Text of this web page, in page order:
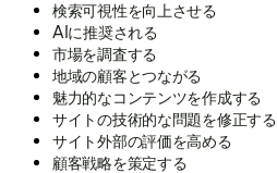
検索可視性を向上させる
AIに推奨される
市場を調査する
地域の顧客とつながる
魅力的なコンテンツを作成する
サイトの技術的な問題を修正する
サイト外部の評価を高める
顧客戦略を策定する